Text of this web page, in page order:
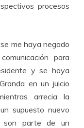
procesos
me haya negado
para
y se haya
en un juicio
arrecia la
supuesto nuevo
son parte de un